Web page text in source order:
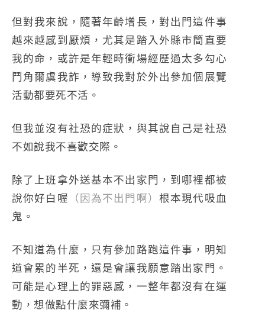
但對我來說，隨著年齡增長，對出門這件事
越來越感到厭煩，尤其是踏入外縣市簡直要
我的命，或許是年輕時衝場經歷過太多勾心
鬥角爾虞我詐，導致我對於外出參加個展覽
活動都要死不活。
但我並沒有社恐的症狀，與其說自己是社恐
不如說我不喜歡交際。
除了上班拿外送基本不出家門，到哪裡都被
說你好白喔 （因為不出門啊） 根本現代吸血
鬼。
不知道為什麼，只有參加路跑這件事，明知
道會累的半死，還是會讓我願意踏出家門。
可能是心理上的罪惡感，一整年都沒有在運
動，想做點什麼來彌補。